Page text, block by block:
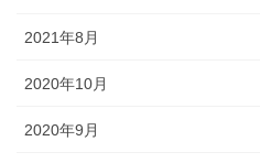
2021年8月
2020年10月
2020年9月
ど迎え火として良いということで
伝統的な風習です。 正確には、木